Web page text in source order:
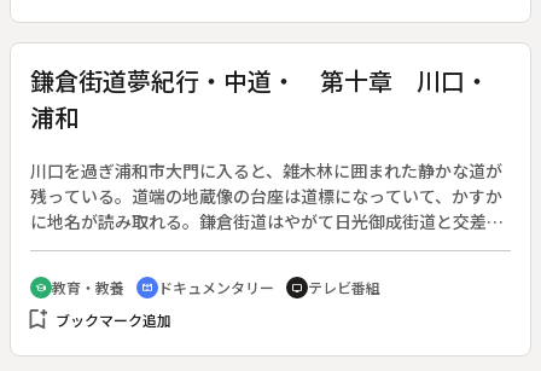
鎌倉街道夢紀行・中道・ 第十章 川口・
浦和
川口を過ぎ浦和市大門に入ると、雑木林に囲まれた静かな道が
残っている。道端の地蔵像の台座は道標になっていて、かすか
に地名が読み取れる。鎌倉街道はやがて日光御成街道と交差す
る。江戸時代、御成街道には一里塚や宿駅が設けられていた。
大門も宿場として栄えた。ここには大門宿本陣と脇本陣の表門
が残っているが、このように両方が揃っていることは珍しい。
鎌倉街道は、大門宿の鎮守だった大門神社を経て岩槻へと向か
school 教育・教養 cinematic_blur ドキュメンタリー tv テレビ番組
bookmark_add ブックマーク追加